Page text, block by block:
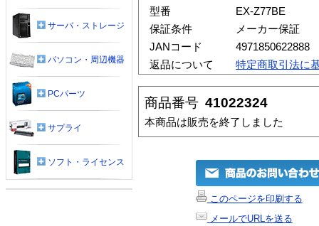
型番
EX-Z77BE
保証条件
メーカー保証
JANコード
4971850622888
返品について
特定商取引法に
商品番号 41022324
本商品は販売を終了しました
このページを印刷する
メールでURLを送る
サーバ・ストレージ
パソコン・周辺機器
PCパーツ
サプライ
ソフト・ライセンス